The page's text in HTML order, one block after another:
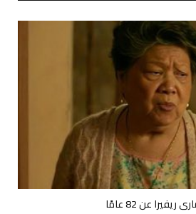
عن 82 عامًا